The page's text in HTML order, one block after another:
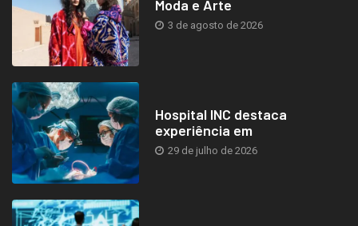
Moda e Arte
3 de agosto de 2026
Hospital INC destaca
experiência em
29 de julho de 2026